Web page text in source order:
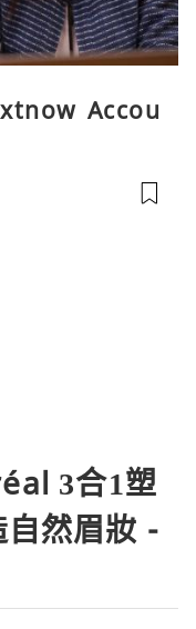
Accou
3合1塑
然眉妝 -